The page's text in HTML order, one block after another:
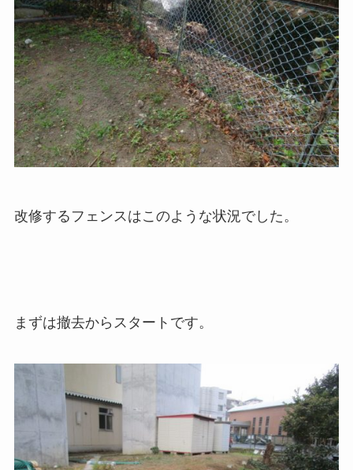
改修するフェンスはこのような状況でした。
まずは撤去からスタートです。